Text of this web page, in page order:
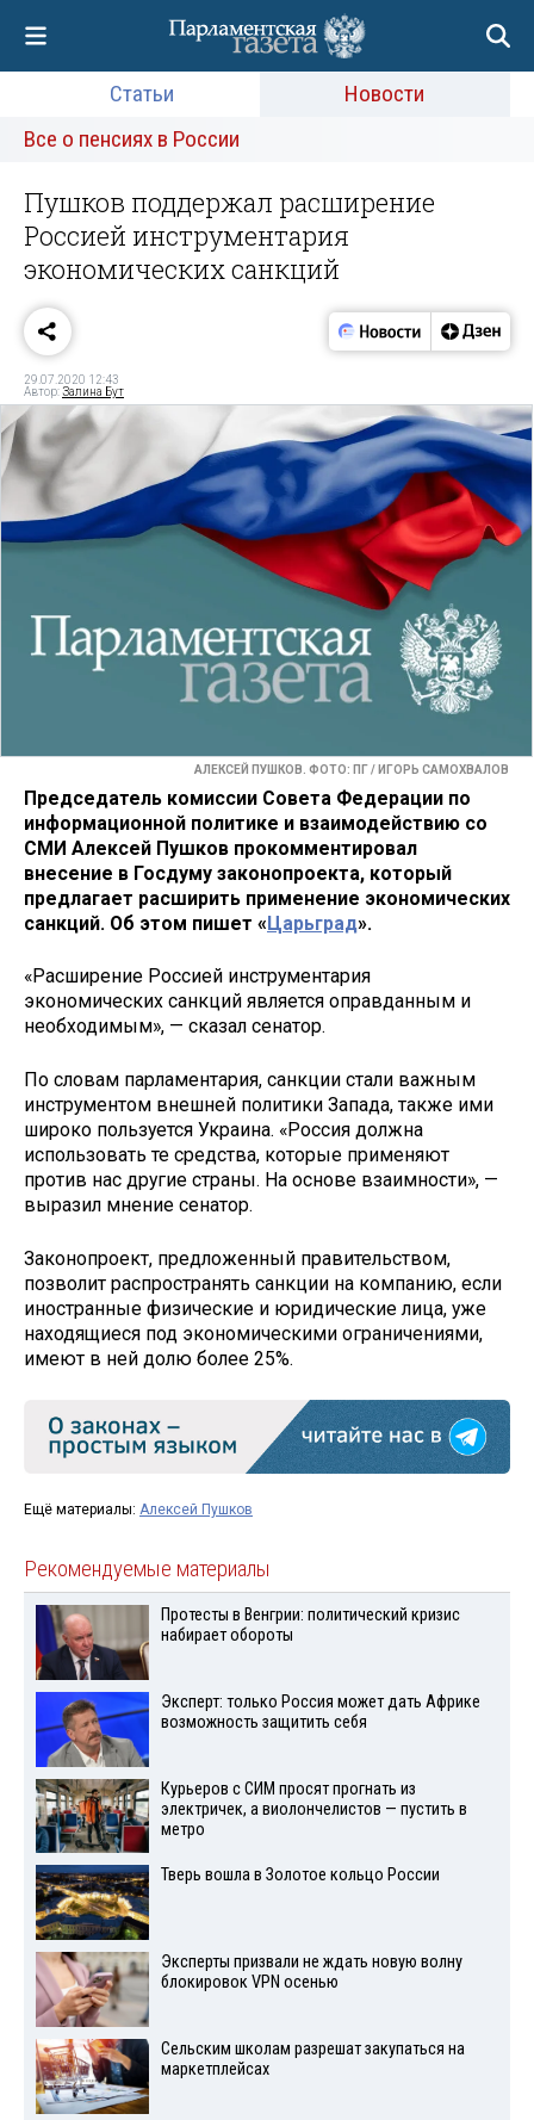
Статьи
Новости
Все о пенсиях в России
Пушков поддержал расширение
Россией инструментария
экономических санкций
29.07.2020 12:43
Автор:Залина Бут
АЛЕКСЕЙ ПУШКОВ. ФОТО: ПГ / ИГОРЬ САМОХВАЛОВ
Председатель комиссии Совета Федерации по
информационной политике и взаимодействию со
СМИ Алексей Пушков прокомментировал
внесение в Госдуму законопроекта, который
предлагает расширить применение экономических
санкций. Об этом пишет «Царьград».
«Расширение Россией инструментария
экономических санкций является оправданным и
необходимым», — сказал сенатор.
По словам парламентария, санкции стали важным
инструментом внешней политики Запада, также ими
широко пользуется Украина. «Россия должна
использовать те средства, которые применяют
против нас другие страны. На основе взаимности», —
выразил мнение сенатор.
Законопроект, предложенный правительством,
позволит распространять санкции на компанию, если
иностранные физические и юридические лица, уже
находящиеся под экономическими ограничениями,
имеют в ней долю более 25%.
Ещё материалы: Алексей Пушков
Рекомендуемые материалы
Протесты в Венгрии: политический кризис
набирает обороты
Эксперт: только Россия может дать Африке
возможность защитить себя
Курьеров с СИМ просят прогнать из
электричек, а виолончелистов — пустить в
метро
Тверь вошла в Золотое кольцо России
Эксперты призвали не ждать новую волну
блокировок VPN осенью
Сельским школам разрешат закупаться на
маркетплейсах